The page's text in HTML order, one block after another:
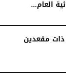
مقعدين